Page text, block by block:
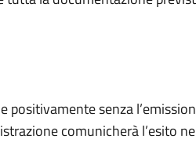
senza
comunicherà l’esito